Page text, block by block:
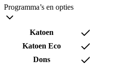
Programma’s en opties
Katoen
Katoen Eco
Dons